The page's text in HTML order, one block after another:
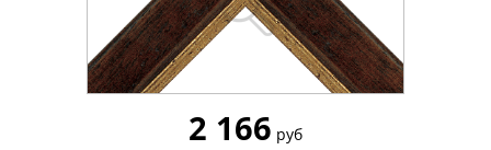
2 166 руб